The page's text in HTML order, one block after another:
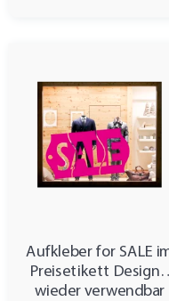
Aufkleber for SALE
Preisetikett Design -
wieder verwendbar